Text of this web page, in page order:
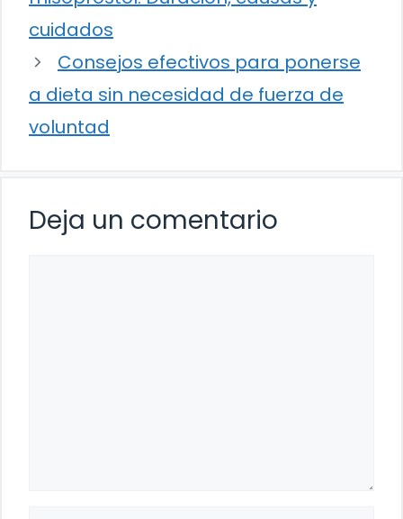
cuidados
Consejos efectivos para ponerse
a dieta sin necesidad de fuerza de
voluntad
Deja un comentario